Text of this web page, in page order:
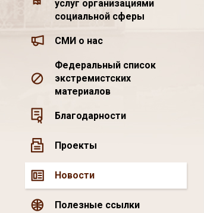
услуг организациями
социальной сферы
СМИ о нас
Федеральный список
экстремистских
материалов
Благодарности
Проекты
Новости
Полезные ссылки